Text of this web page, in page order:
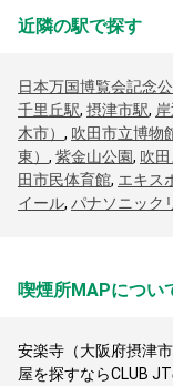
近隣の駅で探す
日本万国博覧会記念
千里丘駅, 摂津市駅,
木市） , 吹田市立博物
東） , 紫金山公園, 吹
田市民体育館, エキス
イール, パナソニック
喫煙所MAPについ
安楽寺（大阪府摂津
屋を探すならCLUB JT